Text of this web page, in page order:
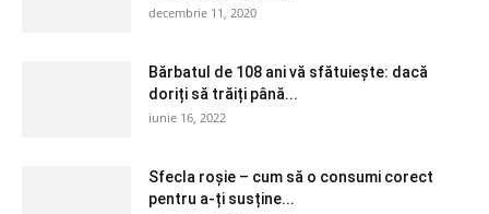
decembrie 11, 2020
Bărbatul de 108 ani vă sfătuiește: dacă
doriți să trăiți până...
iunie 16, 2022
Sfecla roșie – cum să o consumi corect
pentru a-ți susține...